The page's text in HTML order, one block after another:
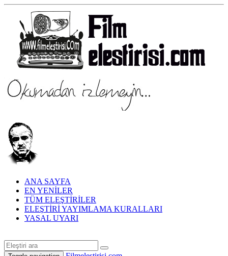
ANA SAYFA
EN YENİLER
TÜM ELEŞTİRİLER
ELEŞTİRİ YAYIMLAMA KURALLARI
YASAL UYARI